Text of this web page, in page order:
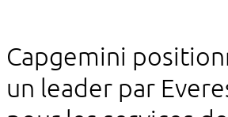
Capgemini
un leader par